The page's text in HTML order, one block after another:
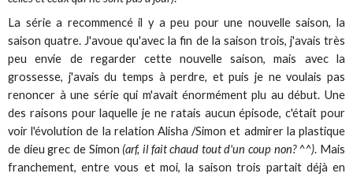
La série a recommencé il y a peu pour une nouvelle saison, la
saison quatre. J'avoue qu'avec la fin de la saison trois, j'avais très
peu envie de regarder cette nouvelle saison, mais avec la
grossesse, j'avais du temps à perdre, et puis je ne voulais pas
renoncer à une série qui m'avait énormément plu au début. Une
des raisons pour laquelle je ne ratais aucun épisode, c'était pour
voir l'évolution de la relation Alisha /Simon et admirer la plastique
de dieu grec de Simon (arf, il fait chaud tout d'un coup non? ^^). Mais
franchement, entre vous et moi, la saison trois partait déjà en